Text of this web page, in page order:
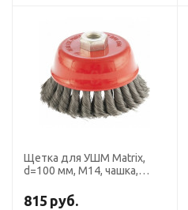
Щетка для УШМ Matrix,
d=100 мм, М14, чашка,
проволока 0.35 мм
815 руб.